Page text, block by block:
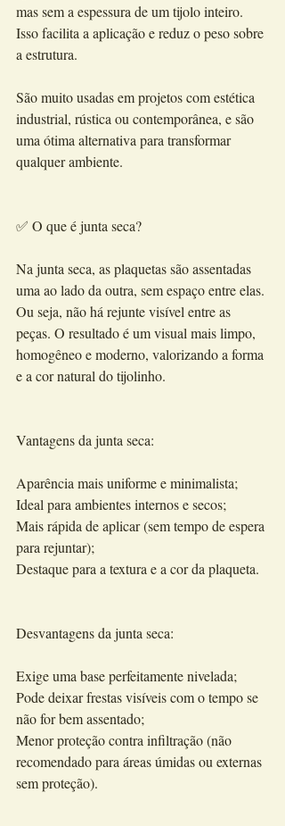
mas sem a espessura de um tijolo inteiro.
Isso facilita a aplicação e reduz o peso sobre
a estrutura.
São muito usadas em projetos com estética
industrial, rústica ou contemporânea, e são
uma ótima alternativa para transformar
qualquer ambiente.
✅ O que é junta seca?
Na junta seca, as plaquetas são assentadas
uma ao lado da outra, sem espaço entre elas.
Ou seja, não há rejunte visível entre as
peças. O resultado é um visual mais limpo,
homogêneo e moderno, valorizando a forma
e a cor natural do tijolinho.
Vantagens da junta seca:
Aparência mais uniforme e minimalista;
Ideal para ambientes internos e secos;
Mais rápida de aplicar (sem tempo de espera
para rejuntar);
Destaque para a textura e a cor da plaqueta.
Desvantagens da junta seca:
Exige uma base perfeitamente nivelada;
Pode deixar frestas visíveis com o tempo se
não for bem assentado;
Menor proteção contra infiltração (não
recomendado para áreas úmidas ou externas
sem proteção).